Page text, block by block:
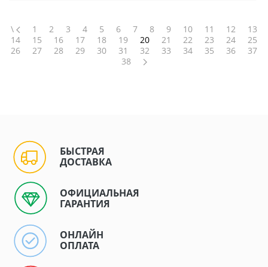
\ 1 2 3 4 5 6 7 8 9 10 11 12
13
14
15 16 17 18 19 20 21 22 23 24
25
26
27 28 29 30 31 32 33 34 35 36
37
38
БЫСТРАЯ
ДОСТАВКА
ОФИЦИАЛЬНАЯ
ГАРАНТИЯ
ОНЛАЙН
ОПЛАТА